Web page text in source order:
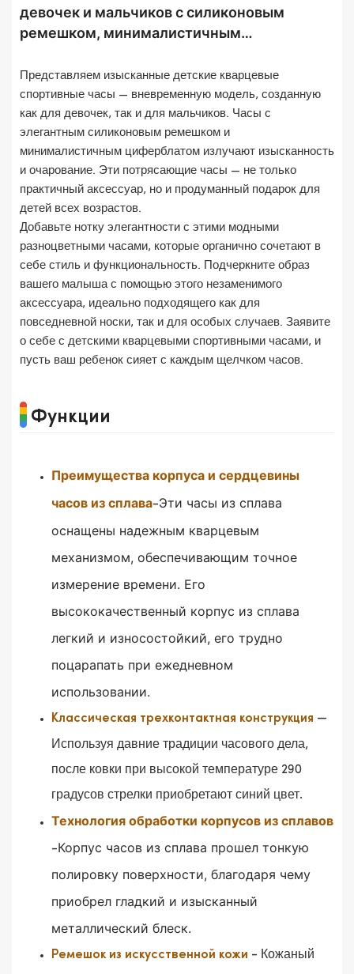
девочек и мальчиков с силиконовым
ремешком, минималистичным
подарок.
Представляем изысканные детские кварцевые
спортивные часы — вневременную модель, созданную
как для девочек, так и для мальчиков. Часы с
элегантным силиконовым ремешком и
минималистичным циферблатом излучают изысканность
и очарование. Эти потрясающие часы — не только
практичный аксессуар, но и продуманный подарок для
детей всех возрастов.
Добавьте нотку элегантности с этими модными
разноцветными часами, которые органично сочетают в
себе стиль и функциональность. Подчеркните образ
вашего малыша с помощью этого незаменимого
аксессуара, идеально подходящего как для
повседневной носки, так и для особых случаев. Заявите
о себе с детскими кварцевыми спортивными часами, и
пусть ваш ребенок сияет с каждым щелчком часов.
Функции
Преимущества корпуса и сердцевины
часов из сплава-Эти часы из сплава
оснащены надежным кварцевым
механизмом, обеспечивающим точное
измерение времени. Его
высококачественный корпус из сплава
легкий и износостойкий, его трудно
поцарапать при ежедневном
использовании.
Классическая трехконтактная конструкция —
Используя давние традиции часового дела,
после ковки при высокой температуре 290
градусов стрелки приобретают синий цвет.
Технология обработки корпусов из сплавов
-Корпус часов из сплава прошел тонкую
полировку поверхности, благодаря чему
приобрел гладкий и изысканный
металлический блеск.
Ремешок из искусственной кожи - Кожаный